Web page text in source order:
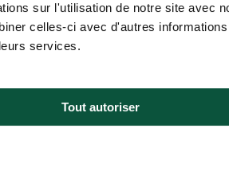
sur l'utilisation de notre site avec
celles-ci avec d'autres
services.
Tout autoriser
Abteilungen von Huttopia gesendet.
unter der folgenden Adresse wenden:
bei der CNIL einreichen.